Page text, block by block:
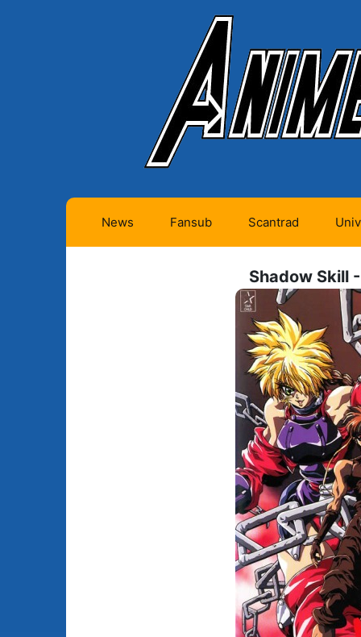
News Fansub
Animes en cours (1)
Animes terminés
Animes licenciés
Animes abandonnés
Tous les animes (604)
Scantrad
Mangas en cours
(Privés) (4)
Mangas en cours
(Publics) (11)
Mangas terminés
(Privés) (132)
Mangas terminés
(Publics) (88)
Mangas en pause
Mangas licenciés
Mangas
(0)
Tous les mangas
(273)
Shadow Skill